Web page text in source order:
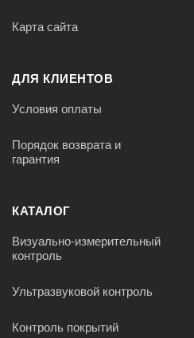
Карта сайта
ДЛЯ КЛИЕНТОВ
Условия оплаты
Порядок возврата и
гарантия
КАТАЛОГ
Визуально-измерительный
контроль
Ультразвуковой контроль
Контроль покрытий